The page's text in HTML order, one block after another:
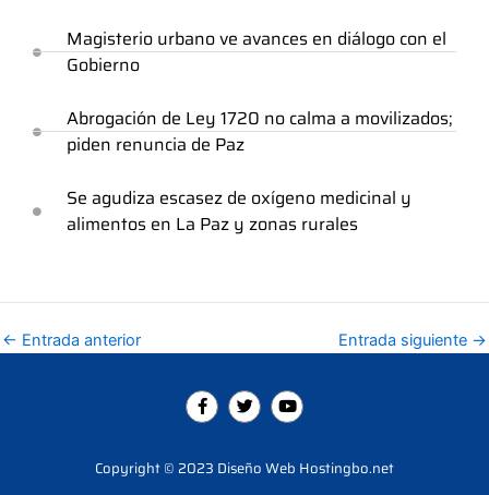
Magisterio urbano ve avances en diálogo con el
Gobierno
Abrogación de Ley 1720 no calma a movilizados;
piden renuncia de Paz
Se agudiza escasez de oxígeno medicinal y
alimentos en La Paz y zonas rurales
← Entrada anterior Entrada siguiente →
F
a
c
b
o
T
w
i
t
e
Y
o
u
u
b
Copyright © 2023 Diseño Web Hostingbo.net